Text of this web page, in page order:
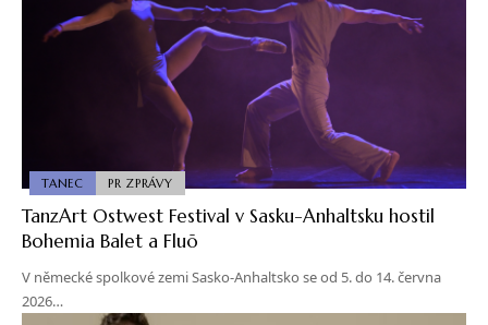
TANEC PR ZPRÁVY
TanzArt Ostwest Festival v Sasku-Anhaltsku hostil
Bohemia Balet a Fluō
V německé spolkové zemi Sasko-Anhaltsko se od 5. do 14. června
2026…